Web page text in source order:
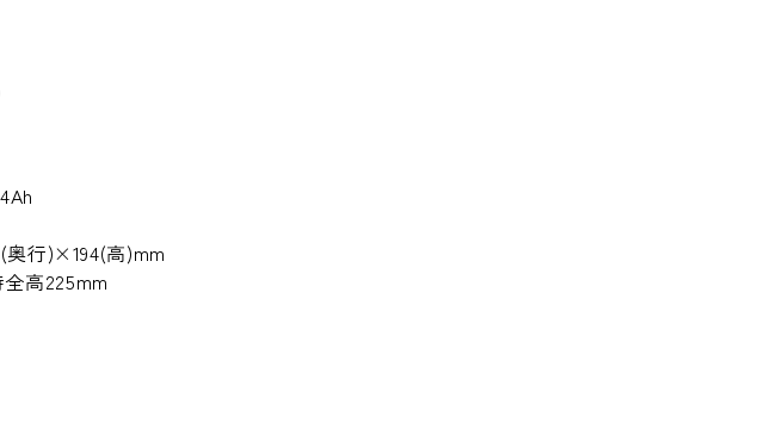
行)×194(高)mm
高225mm